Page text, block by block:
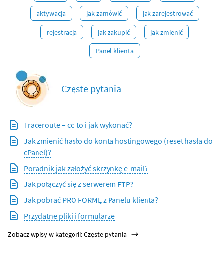
aktywacja jak zamówić jak zarejestrować
rejestracja jak zakupić jak zmienić
Panel klienta
Częste pytania
Traceroute – co to i jak wykonać?
Jak zmienić hasło do konta hostingowego (reset hasła do
cPanel)?
Poradnik jak założyć skrzynkę e-mail?
Jak połączyć się z serwerem FTP?
Jak pobrać PRO FORMĘ z Panelu klienta?
Przydatne pliki i formularze
Zobacz wpisy w kategorii: Częste pytania